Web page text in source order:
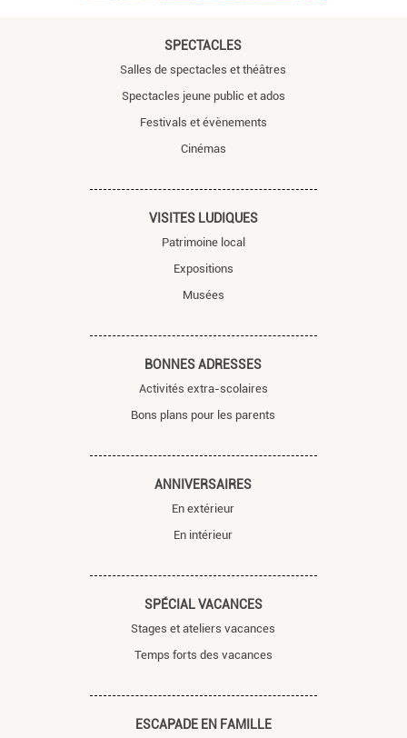
SPECTACLES
Salles de spectacles et théâtres
Spectacles jeune public et ados
Festivals et évènements
Cinémas
VISITES LUDIQUES
Patrimoine local
Expositions
Musées
BONNES ADRESSES
Activités extra-scolaires
Bons plans pour les parents
ANNIVERSAIRES
En extérieur
En intérieur
SPÉCIAL VACANCES
Stages et ateliers vacances
Temps forts des vacances
ESCAPADE EN FAMILLE